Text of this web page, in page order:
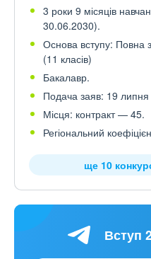
3 роки 9 місяців
30.06.2030).
Основа вступу: Повна
(11 класів)
Бакалавр.
Подача заяв: 19
Місця: контракт — 45.
Регіональний
ще 10
Вступ